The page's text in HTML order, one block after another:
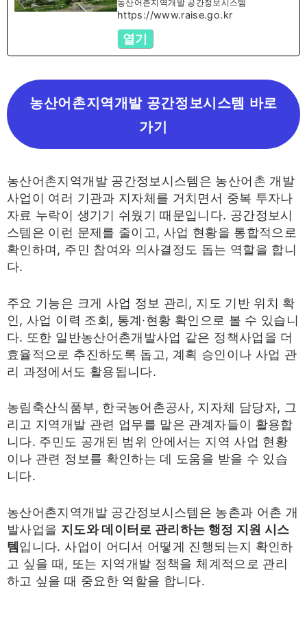
농산어촌지역개발 공간정보시스템
https://www.raise.go.kr
열기
농산어촌지역개발 공간정보시스템 바로
가기
농산어촌지역개발 공간정보시스템은 농산어촌 개발
사업이 여러 기관과 지자체를 거치면서 중복 투자나
자료 누락이 생기기 쉬웠기 때문입니다. 공간정보시
스템은 이런 문제를 줄이고, 사업 현황을 통합적으로
확인하며, 주민 참여와 의사결정도 돕는 역할을 합니
다.
주요 기능은 크게 사업 정보 관리, 지도 기반 위치 확
인, 사업 이력 조회, 통계·현황 확인으로 볼 수 있습니
다. 또한 일반농산어촌개발사업 같은 정책사업을 더
효율적으로 추진하도록 돕고, 계획 승인이나 사업 관
리 과정에서도 활용됩니다.
농림축산식품부, 한국농어촌공사, 지자체 담당자, 그
리고 지역개발 관련 업무를 맡은 관계자들이 활용합
니다. 주민도 공개된 범위 안에서는 지역 사업 현황
이나 관련 정보를 확인하는 데 도움을 받을 수 있습
니다.
농산어촌지역개발 공간정보시스템은 농촌과 어촌 개
발사업을 지도와 데이터로 관리하는 행정 지원 시스
템 입니다. 사업이 어디서 어떻게 진행되는지 확인하
고 싶을 때, 또는 지역개발 정책을 체계적으로 관리
하고 싶을 때 중요한 역할을 합니다.